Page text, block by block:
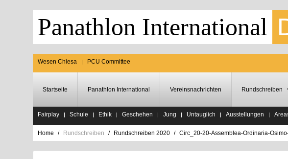
Panathlon International
Wesen Chiesa PCU Committee
Startseite Panathlon International Vereinsnachrichten Rundschreiben
Fairplay Schule Ethik Geschehen Jung Untauglich Ausstellungen
Home Rundschreiben Rundschreiben 2020 Circ_20-20-Assemblea-Ordinaria-